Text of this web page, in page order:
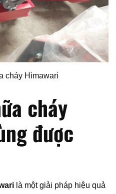
cháy Himawari
cháy
được
là một giải pháp hiệu quả